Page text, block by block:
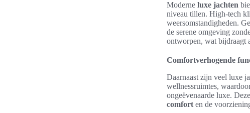
Moderne luxe jachten
niveau tillen. High-tech
weersomstandigheden.
de serene omgeving
ontworpen, wat bijdraagt
Comfortverhogende
Daarnaast zijn veel luxe
wellnessruimtes,
ongeëvenaarde luxe.
comfort en de